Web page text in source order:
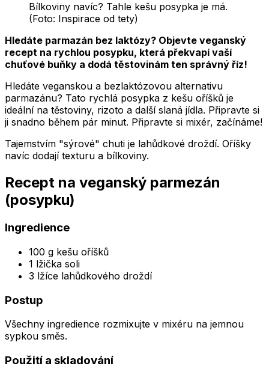
Bílkoviny navíc? Tahle kešu posypka je má.
(Foto: Inspirace od tety)
Hledáte parmazán bez laktózy? Objevte veganský
recept na rychlou posypku, která překvapí vaší
chuťové buňky a dodá těstovinám ten správný říz!
Hledáte veganskou a bezlaktózovou alternativu
parmazánu? Tato rychlá posypka z kešu oříšků je
ideální na těstoviny, rizoto a další slaná jídla. Připravte si
ji snadno během pár minut. Připravte si mixér, začínáme!
Tajemstvím "sýrové" chuti je lahůdkové droždí. Oříšky
navíc dodají texturu a bílkoviny.
Recept na veganský parmezán
(posypku)
Ingredience
100 g kešu oříšků
1 lžička soli
3 lžíce lahůdkového droždí
Postup
Všechny ingredience rozmixujte v mixéru na jemnou
sypkou směs.
Použití a skladování